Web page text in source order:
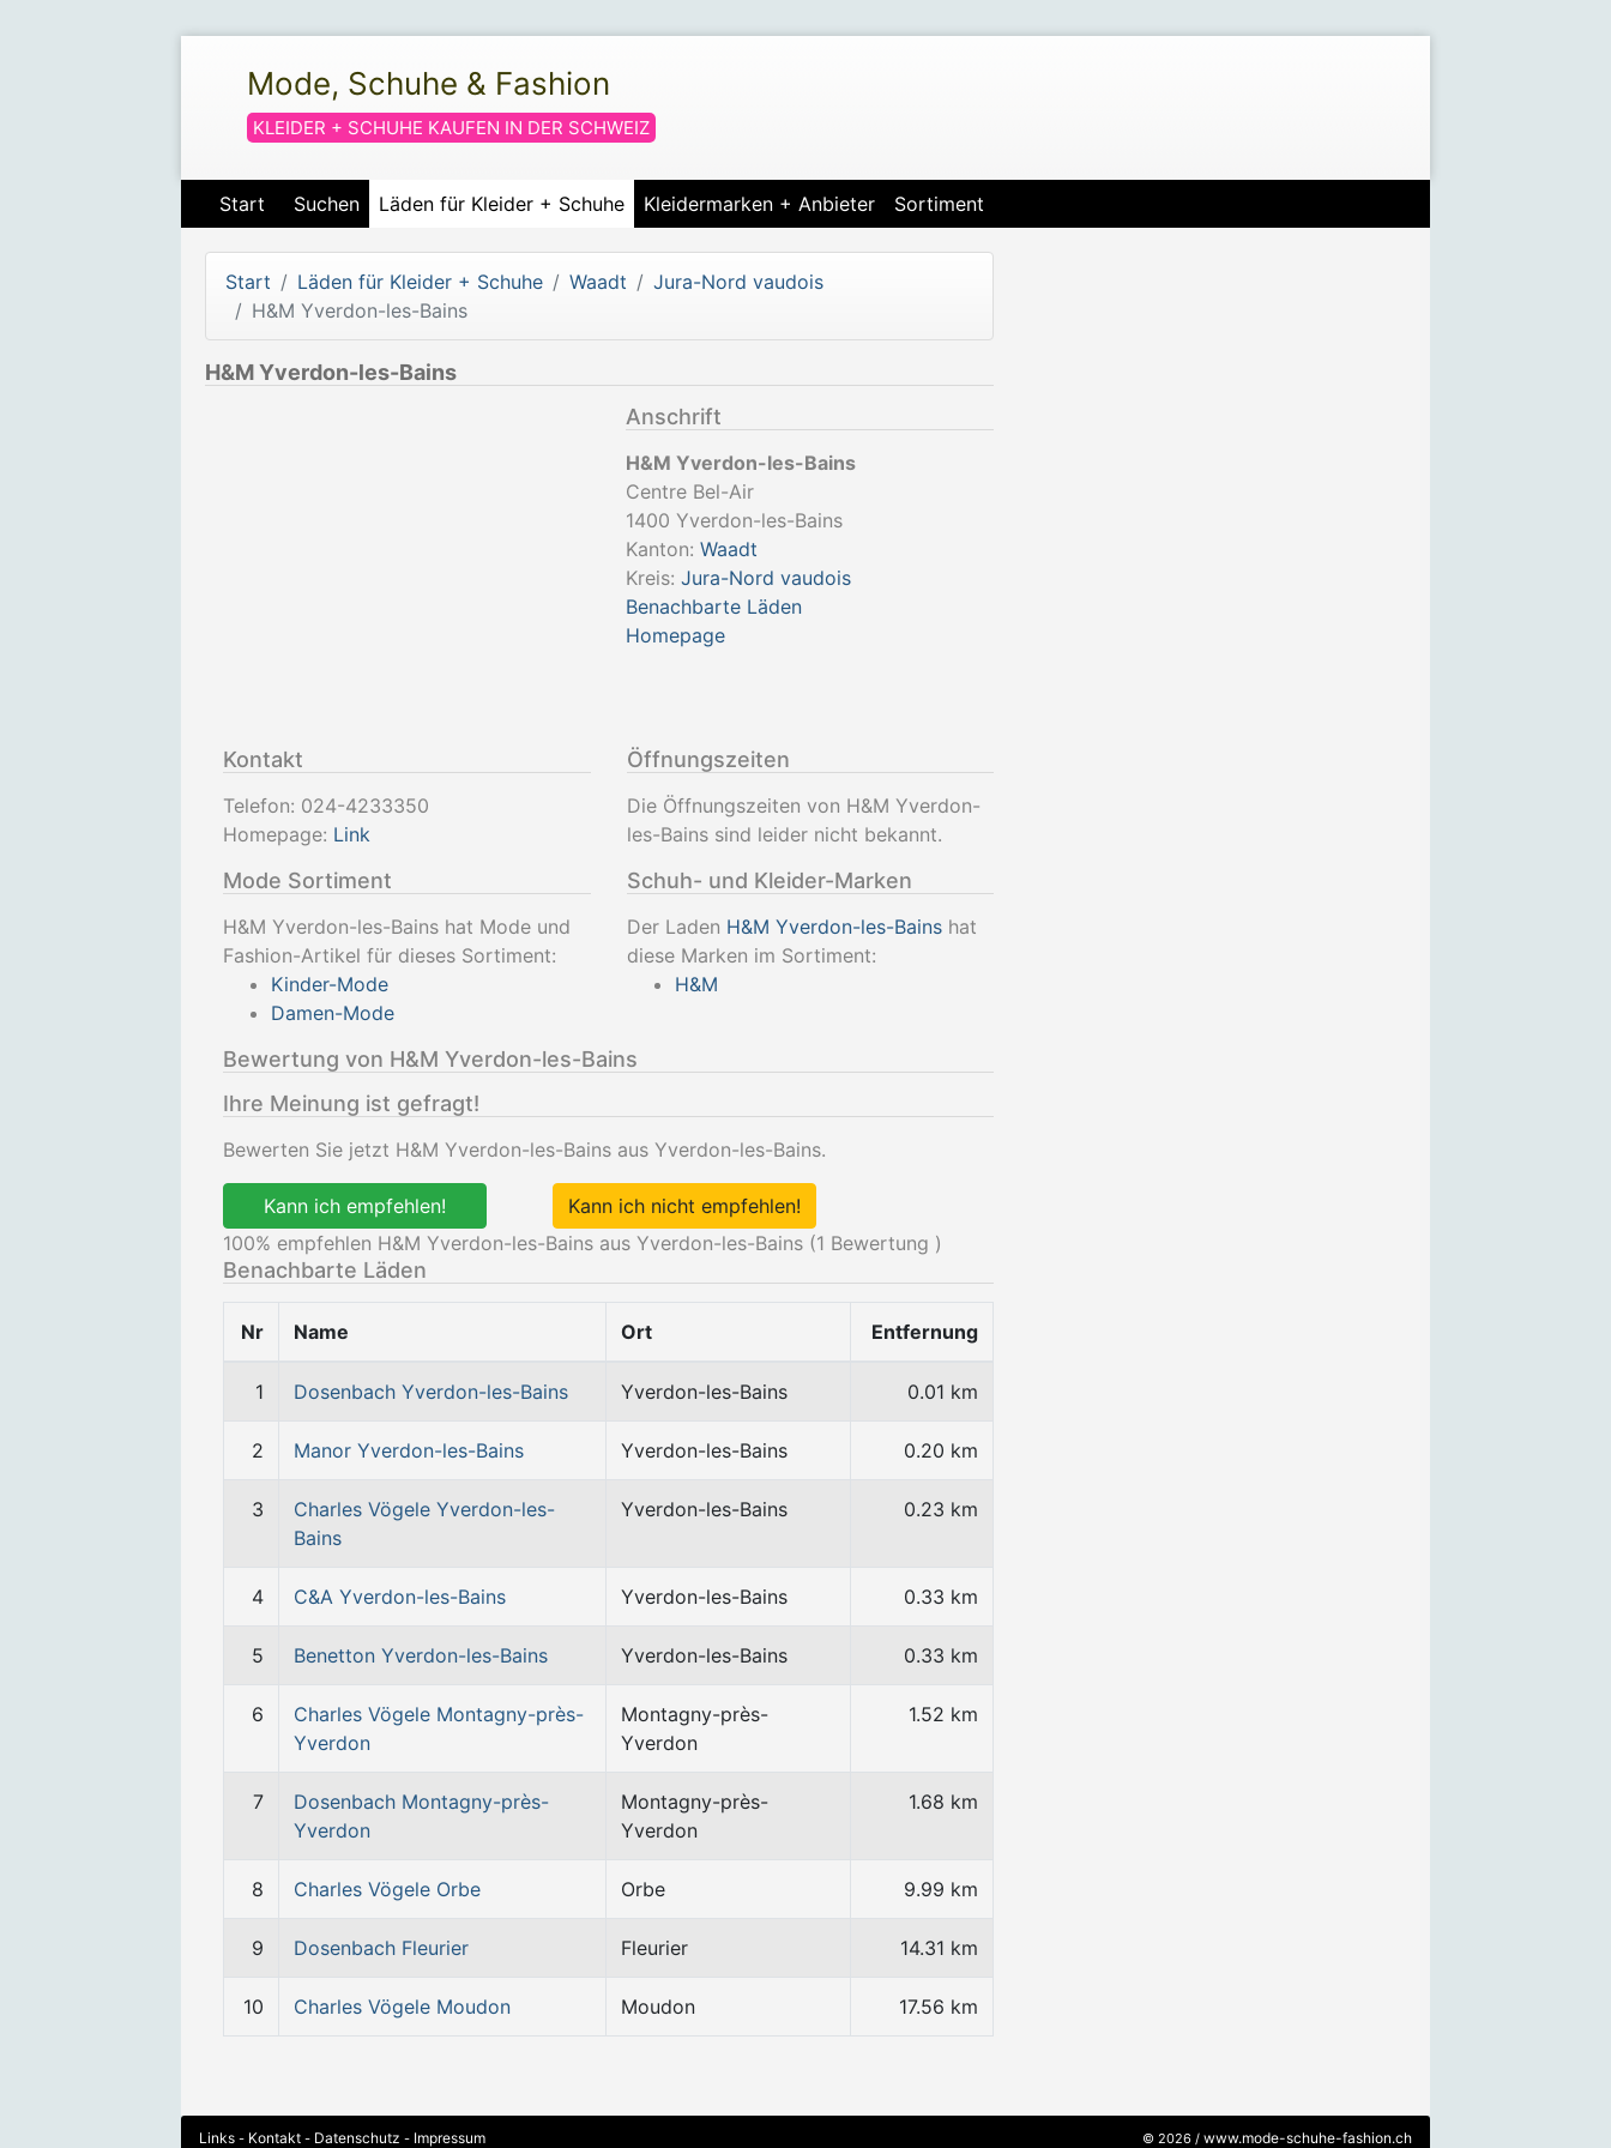
Mode, Schuhe & Fashion
KLEIDER + SCHUHE KAUFEN IN DER SCHWEIZ
Start Suchen Läden für Kleider + Schuhe Kleidermarken + Anbieter Sortiment
Start Läden für Kleider + Schuhe Waadt
Jura-Nord vaudois
H&M Yverdon-les-Bains
H&M Yverdon-les-Bains
Anschrift
H&M Yverdon-les-Bains
Centre Bel-Air
1400 Yverdon-les-Bains
Kanton: Waadt
Kreis: Jura-Nord vaudois
Benachbarte Läden
Homepage
Kontakt
Telefon: 024-4233350
Homepage: Link
Öffnungszeiten
Die Öffnungszeiten von H&M Yverdon-
les-Bains sind leider nicht bekannt.
Mode Sortiment
H&M Yverdon-les-Bains hat Mode und
Fashion-Artikel für dieses Sortiment:
Kinder-Mode
Damen-Mode
Schuh- und Kleider-Marken
Der Laden H&M Yverdon-les-Bainshat
diese Marken im Sortiment:
H&M
Bewertung von H&M Yverdon-les-Bains
Ihre Meinung ist gefragt!
Bewerten Sie jetzt H&M Yverdon-les-Bains aus Yverdon-les-Bains.
Kann ich empfehlen!
Kann ich nicht empfehlen!
100% empfehlen H&M Yverdon-les-Bains aus Yverdon-les-Bains (1 Bewertung )
Benachbarte Läden
Nr Name Ort Entfernung
1 Dosenbach Yverdon-les-Bains Yverdon-les-Bains 0.01 km
2 Manor Yverdon-les-Bains Yverdon-les-Bains 0.20 km
3
Charles Vögele Yverdon-les-
Bains
Yverdon-les-Bains 0.23 km
4 C&A Yverdon-les-Bains Yverdon-les-Bains 0.33 km
5 Benetton Yverdon-les-Bains Yverdon-les-Bains 0.33 km
6
Charles Vögele Montagny-près-
Yverdon
Montagny-près-
Yverdon
1.52 km
7
Dosenbach Montagny-près-
Yverdon
Montagny-près-
Yverdon
1.68 km
8 Charles Vögele Orbe Orbe 9.99 km
9 Dosenbach Fleurier Fleurier 14.31 km
10 Charles Vögele Moudon Moudon 17.56 km
Links - Kontakt - Datenschutz - Impressum © 2026 / www.mode-schuhe-fashion.ch